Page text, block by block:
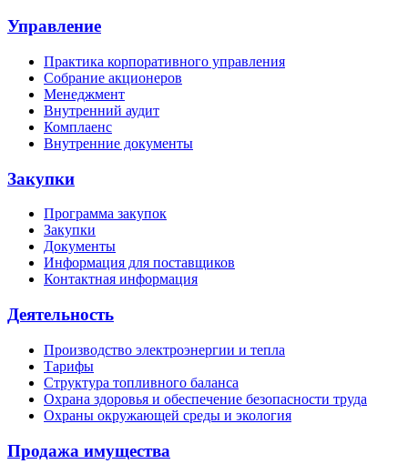
Управление
Практика корпоративного управления
Собрание акционеров
Менеджмент
Внутренний аудит
Комплаенс
Внутренние документы
Закупки
Программа закупок
Закупки
Документы
Информация для поставщиков
Контактная информация
Деятельность
Производство электроэнергии и тепла
Тарифы
Структура топливного баланса
Охрана здоровья и обеспечение безопасности труда
Охраны окружающей среды и экология
Продажа имущества